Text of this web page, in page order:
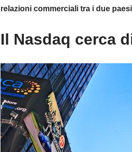
relazioni commerciali tra i due paesi
Il Nasdaq cerca